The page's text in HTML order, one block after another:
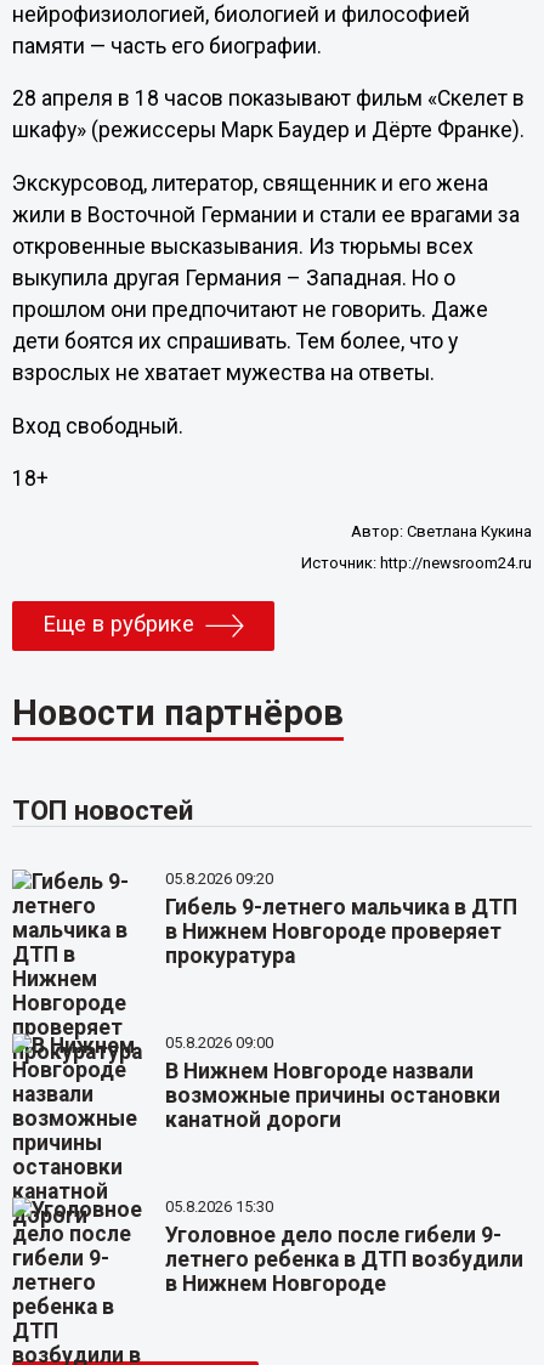
нейрофизиологией, биологией и философией
памяти — часть его биографии.
28 апреля в 18 часов показывают фильм «Скелет в
шкафу» (режиссеры Марк Баудер и Дëрте Франке).
Экскурсовод, литератор, священник и его жена
жили в Восточной Германии и стали ее врагами за
откровенные высказывания. Из тюрьмы всех
выкупила другая Германия – Западная. Но о
прошлом они предпочитают не говорить. Даже
дети боятся их спрашивать. Тем более, что у
взрослых не хватает мужества на ответы.
Вход свободный.
18+
Автор:Светлана Кукина
Источник: http://newsroom24.ru
Еще в рубрике
Новости партнёров
ТОП новостей
05.8.2026 09:20
Гибель 9-летнего мальчика в ДТП
в Нижнем Новгороде проверяет
прокуратура
05.8.2026 09:00
В Нижнем Новгороде назвали
возможные причины остановки
канатной дороги
05.8.2026 15:30
Уголовное дело после гибели 9-
летнего ребенка в ДТП возбудили
в Нижнем Новгороде